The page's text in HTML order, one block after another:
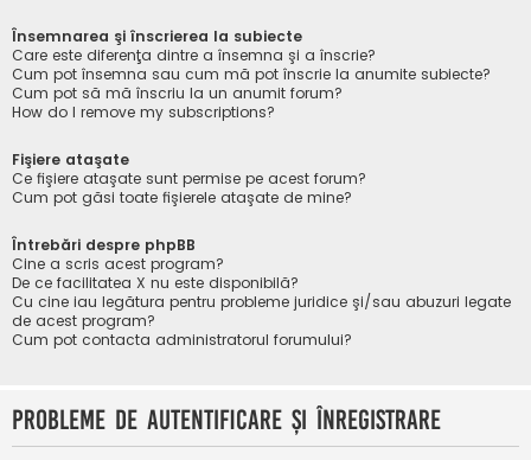
Însemnarea şi înscrierea la subiecte
Care este diferenţa dintre a însemna şi a înscrie?
Cum pot însemna sau cum mă pot înscrie la anumite subiecte?
Cum pot să mă înscriu la un anumit forum?
How do I remove my subscriptions?
Fişiere ataşate
Ce fişiere ataşate sunt permise pe acest forum?
Cum pot găsi toate fişierele ataşate de mine?
Întrebări despre phpBB
Cine a scris acest program?
De ce facilitatea X nu este disponibilă?
Cu cine iau legătura pentru probleme juridice şi/sau abuzuri legate
de acest program?
Cum pot contacta administratorul forumului?
Probleme de autentificare şi înregistrare